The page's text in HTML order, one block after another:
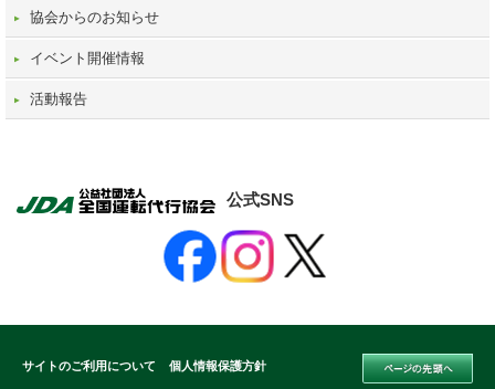
協会からのお知らせ
イベント開催情報
活動報告
公式SNS
サイトのご利用について 個人情報保護方針